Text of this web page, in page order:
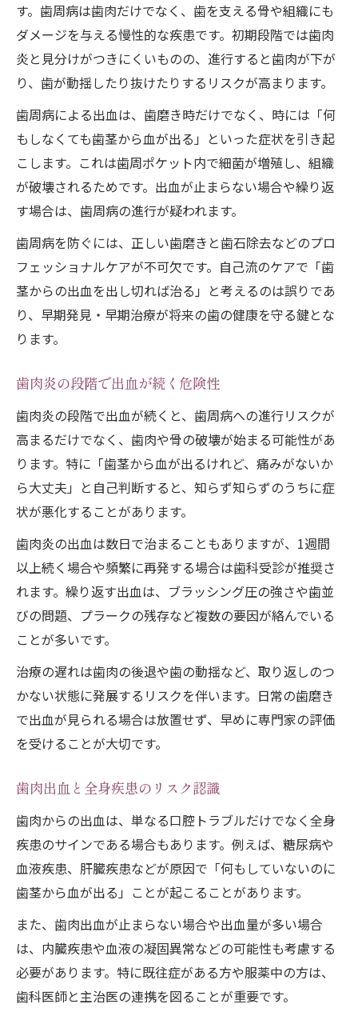
す。歯周病は歯肉だけでなく、歯を支える骨や組織にも
ダメージを与える慢性的な疾患です。初期段階では歯肉
炎と見分けがつきにくいものの、進行すると歯肉が下が
り、歯が動揺したり抜けたりするリスクが高まります。
歯周病による出血は、歯磨き時だけでなく、時には「何
もしなくても歯茎から血が出る」といった症状を引き起
こします。これは歯周ポケット内で細菌が増殖し、組織
が破壊されるためです。出血が止まらない場合や繰り返
す場合は、歯周病の進行が疑われます。
歯周病を防ぐには、正しい歯磨きと歯石除去などのプロ
フェッショナルケアが不可欠です。自己流のケアで「歯
茎からの出血を出し切れば治る」と考えるのは誤りであ
り、早期発見・早期治療が将来の歯の健康を守る鍵とな
ります。
歯肉炎の段階で出血が続く危険性
歯肉炎の段階で出血が続くと、歯周病への進行リスクが
高まるだけでなく、歯肉や骨の破壊が始まる可能性があ
ります。特に「歯茎から血が出るけれど、痛みがないか
ら大丈夫」と自己判断すると、知らず知らずのうちに症
状が悪化することがあります。
歯肉炎の出血は数日で治まることもありますが、1週間
以上続く場合や頻繁に再発する場合は歯科受診が推奨さ
れます。繰り返す出血は、ブラッシング圧の強さや歯並
びの問題、プラークの残存など複数の要因が絡んでいる
ことが多いです。
治療の遅れは歯肉の後退や歯の動揺など、取り返しのつ
かない状態に発展するリスクを伴います。日常の歯磨き
で出血が見られる場合は放置せず、早めに専門家の評価
を受けることが大切です。
歯肉出血と全身疾患のリスク認識
歯肉からの出血は、単なる口腔トラブルだけでなく全身
疾患のサインである場合もあります。例えば、糖尿病や
血液疾患、肝臓疾患などが原因で「何もしていないのに
歯茎から血が出る」ことが起こることがあります。
また、歯肉出血が止まらない場合や出血量が多い場合
は、内臓疾患や血液の凝固異常などの可能性も考慮する
必要があります。特に既往症がある方や服薬中の方は、
歯科医師と主治医の連携を図ることが重要です。